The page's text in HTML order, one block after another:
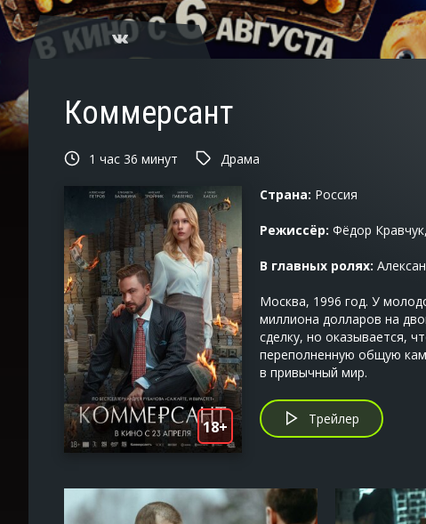
Коммерсант
1 час 36 минут Драма
18+
Страна: Россия
Режиссёр: Фёдор
В главных ролях:
Москва, 1996 год. У
миллиона долларов на
сделку, но оказывается,
переполненную общую
в привычный мир.
Трейлер